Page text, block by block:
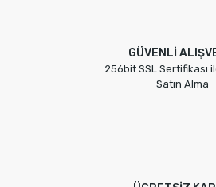
GÜVENLİ
256bit SSL Sertifikası
Satın Alma